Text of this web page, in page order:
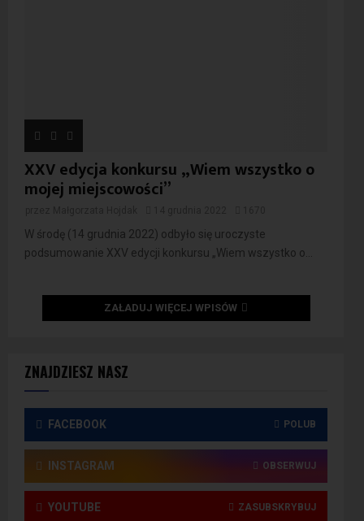
ZNAJDZIESZ NASZ
FACEBOOK POLUB
INSTAGRAM OBSERWUJ
YOUTUBE ZASUBSKRYBUJ
XXV edycja konkursu „Wiem wszystko o
mojej miejscowości”
W środę (14 grudnia 2022) odbyło się uroczyste
podsumowanie XXV edycji konkursu „Wiem wszystko o...
ZAŁADUJ WIĘCEJ WPISÓW